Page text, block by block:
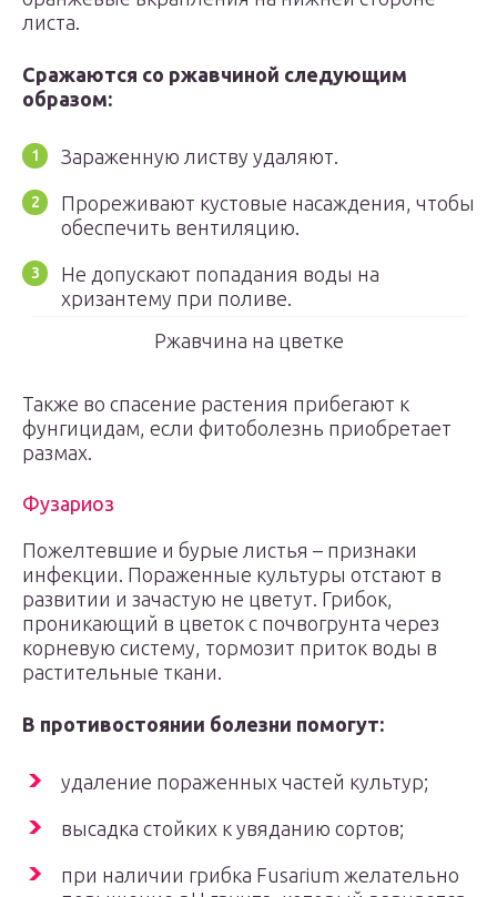
листа.
Сражаются со ржавчиной следующим
образом:
Зараженную листву удаляют.
Прореживают кустовые насаждения, чтобы
обеспечить вентиляцию.
Не допускают попадания воды на
хризантему при поливе.
Ржавчина на цветке
Также во спасение растения прибегают к
фунгицидам, если фитоболезнь приобретает
размах.
Фузариоз
Пожелтевшие и бурые листья – признаки
инфекции. Пораженные культуры отстают в
развитии и зачастую не цветут. Грибок,
проникающий в цветок с почвогрунта через
корневую систему, тормозит приток воды в
растительные ткани.
В противостоянии болезни помогут:
удаление пораженных частей культур;
высадка стойких к увяданию сортов;
при наличии грибка Fusarium желательно